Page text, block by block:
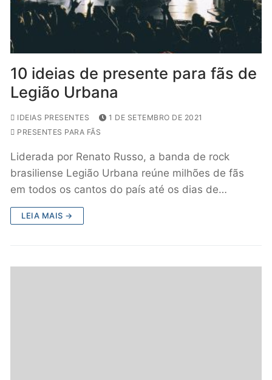
10 ideias de presente para fãs de
Legião Urbana
IDEIAS PRESENTES
1 DE SETEMBRO DE 2021
PRESENTES PARA FÃS
Liderada por Renato Russo, a banda de rock
brasiliense Legião Urbana reúne milhões de fãs
em todos os cantos do país até os dias de…
LEIA MAIS →